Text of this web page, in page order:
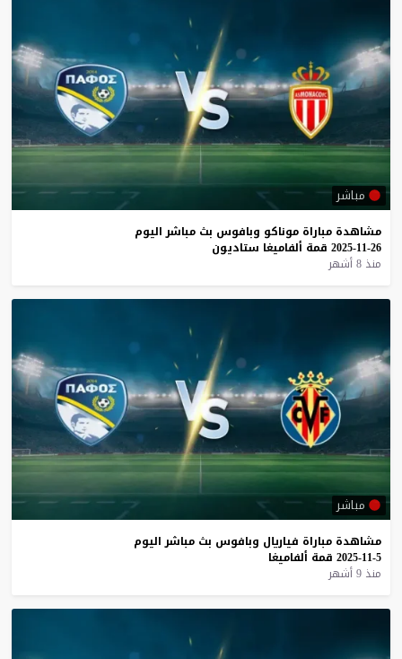
مباشر
مشاهدة مباراة موناكو وبافوس بث مباشر اليوم
26-11-2025
قمة ألفاميغا ستاديون
منذ 8 أشهر
مباشر
مشاهدة مباراة فياريال وبافوس بث مباشر اليوم
5-11-2025
قمة ألفاميغا
منذ 9 أشهر